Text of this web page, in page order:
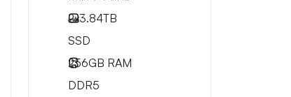
2x3.84TB
SSD
256GB RAM
DDR5